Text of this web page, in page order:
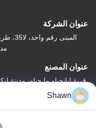
عنوان الشركة
المبنى
عنوان المصنع
قرية ليانجياو ما جياو، مدينة
هاتف
Shawn